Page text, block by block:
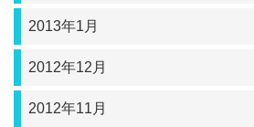
2013年1月
2012年12月
2012年11月